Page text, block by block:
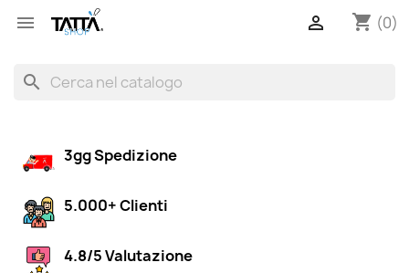
 shopping_cart (0)

search
3gg Spedizione
5.000+ Clienti
4.8/5 Valutazione